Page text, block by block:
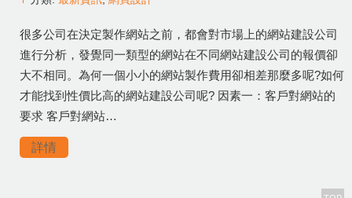
很多公司在決定製作網站之前，都會對市場上的網站建設公司
進行分析，發覺同一類型的網站在不同網站建設公司的報價卻
大不相同。為何一個小小的網站製作費用卻相差那麼多呢?如何
才能找到性價比高的網站建設公司呢? 因素一：客戶對網站的
要求 客戶對網站…
詳情